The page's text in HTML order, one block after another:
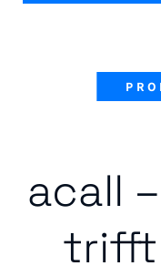
acall
trifft